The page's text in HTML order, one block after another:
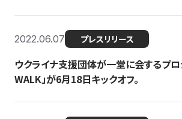
2022.06.07 プレスリリース
ウクライナ支援団体が一堂に会するプロ
WALK」が6月18日キックオフ。